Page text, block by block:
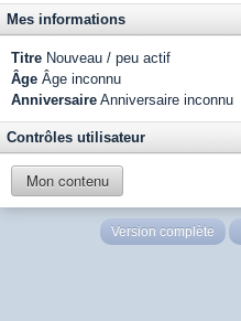
Mes informations
Titre Nouveau / peu actif
Âge Âge inconnu
Anniversaire Anniversaire inconnu
Contrôles utilisateur
Mon contenu
Version complète